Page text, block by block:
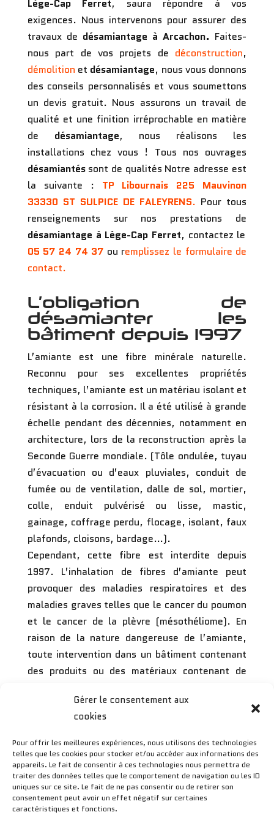
Gérer le consentement aux
cookies
Pour offrir les meilleures expériences, nous utilisons des technologies
telles que les cookies pour stocker et/ou accéder aux informations des
appareils. Le fait de consentir à ces technologies nous permettra de
traiter des données telles que le comportement de navigation ou les ID
uniques sur ce site. Le fait de ne pas consentir ou de retirer son
consentement peut avoir un effet négatif sur certaines
caractéristiques et fonctions.
Lège-Cap Ferret, saura répondre à vos
exigences. Nous intervenons pour assurer des
travaux de désamiantage à Arcachon. Faites-
nous part de vos projets de déconstruction,
démolition et désamiantage, nous vous donnons
des conseils personnalisés et vous soumettons
un devis gratuit. Nous assurons un travail de
qualité et une finition irréprochable en matière
de désamiantage, nous réalisons les
installations chez vous ! Tous nos ouvrages
désamiantéssont de qualités Notre adresse est
la suivante : TP Libournais
225 Mauvinon
33330 ST SULPICE DE FALEYRENS. Pour tous
renseignements sur nos prestations de
désamiantage à Lège-Cap Ferret, contactez le
05 57 24 74 37 ou remplissez le formulaire de
contact.
L’obligation de
désamianter les
bâtiment depuis 1997
L’amiante est une fibre minérale naturelle.
Reconnu pour ses excellentes propriétés
techniques, l’amiante est un matériau isolant et
résistant à la corrosion. Il a été utilisé à grande
échelle pendant des décennies, notamment en
architecture, lors de la reconstruction après la
Seconde Guerre mondiale. (Tôle ondulée, tuyau
d’évacuation ou d’eaux pluviales, conduit de
fumée ou de ventilation, dalle de sol, mortier,
colle, enduit pulvérisé ou lisse, mastic,
gainage, coffrage perdu, flocage, isolant, faux
plafonds, cloisons, bardage…).
Cependant, cette fibre est interdite depuis
1997. L’inhalation de fibres d’amiante peut
provoquer des maladies respiratoires et des
maladies graves telles que le cancer du poumon
et le cancer de la plèvre (mésothéliome). En
raison de la nature dangereuse de l’amiante,
toute intervention dans un bâtiment contenant
des produits ou des matériaux contenant de
et des travailleurs tels que les électriciens, les
plombiers, les peintres, les cuisinistes et les
autres personnes impliquées dans les travaux
d’ameublement et de rénovation.